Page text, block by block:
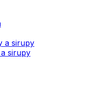
a sirupy
sirupy